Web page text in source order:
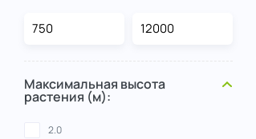
Максимальная высота
растения (м):
2.0